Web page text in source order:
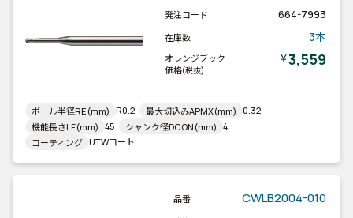
発注コード 664-7993
在庫数 3本
オレンジブック
価格(税抜)
￥3,559
ボール半径RE(mm) R0.2 最大切込みAPMX(mm) 0.32
機能長さLF(mm) 45 シャンク径DCON(mm) 4
コーティング UTWコート
品番 CWLB2004-010